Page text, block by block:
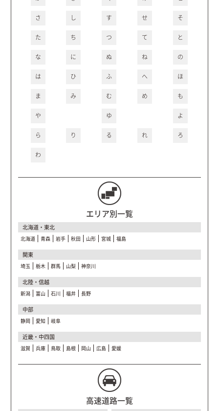
さ し す せ そ
た ち つ て と
な に ぬ ね の
は ひ ふ へ ほ
ま み む め も
や ゆ よ
ら り る れ ろ
わ
エリア別一覧
北海道・東北
北海道 青森 岩手 秋田 山形 宮城 福島
関東
埼玉 栃木 群馬 山梨 神奈川
北陸・信越
新潟 富山 石川 福井 長野
中部
静岡 愛知 岐阜
近畿・中四国
滋賀 兵庫 鳥取 島根 岡山 広島 愛媛
高速道路一覧